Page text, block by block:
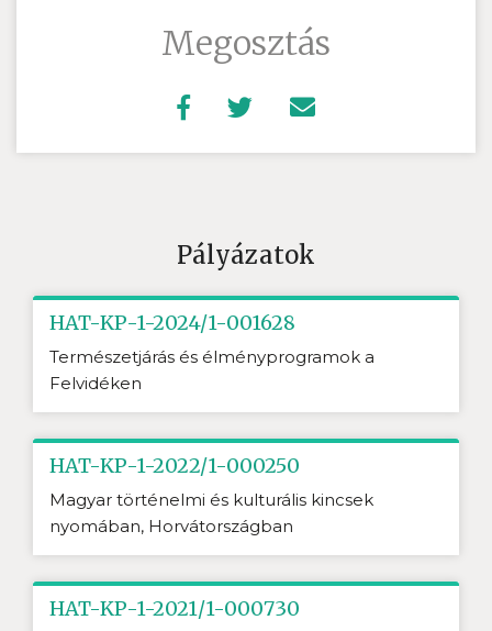
Megosztás
Pályázatok
HAT-KP-1-2024/1-001628
Természetjárás és élményprogramok a
Felvidéken
HAT-KP-1-2022/1-000250
Magyar történelmi és kulturális kincsek
nyomában, Horvátországban
HAT-KP-1-2021/1-000730